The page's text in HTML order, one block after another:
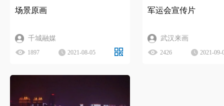
场景原画
千城融媒
1897 2021-08-05
军运会宣传片
武汉来画
2426 2021-09-